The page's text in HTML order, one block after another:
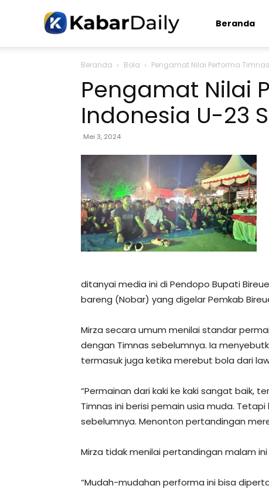
Kabardaily.com
Beranda
Beranda Bola Pengamat Nilai Performa
Pengamat Nilai
Indonesia U-23
Mei 3, 2024
ditanyai media ini di Pendopo Bupati
bareng (Nobar) yang digelar Pemkab
Mirza secara umum menilai standar
dengan Timnas sebelumnya. Ia
termasuk juga ketika merebut bola dari
“Permainan dari kaki ke kaki sangat baik,
Timnas ini berisi pemain usia muda.
sebelumnya. Menonton pertandingan
Mirza tidak menilai pertandingan malam
“Mudah-mudahan performa ini bisa